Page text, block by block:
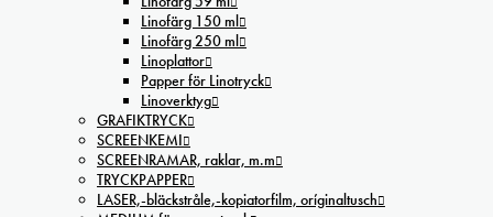
Linofärg 150 ml
Linofärg 250 ml
Linoplattor
Papper för Linotryck
Linoverktyg
GRAFIKTRYCK
SCREENKEMI
SCREENRAMAR, raklar, m.m
TRYCKPAPPER
LASER,-bläckstråle,-kopiatorfilm, oríginaltusch